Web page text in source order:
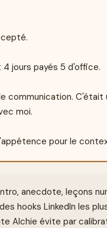
4 jours payés 5 d'office.
communication.
moi.
pour le
anecdote, leçons
hooks LinkedIn les
Alchie évite par